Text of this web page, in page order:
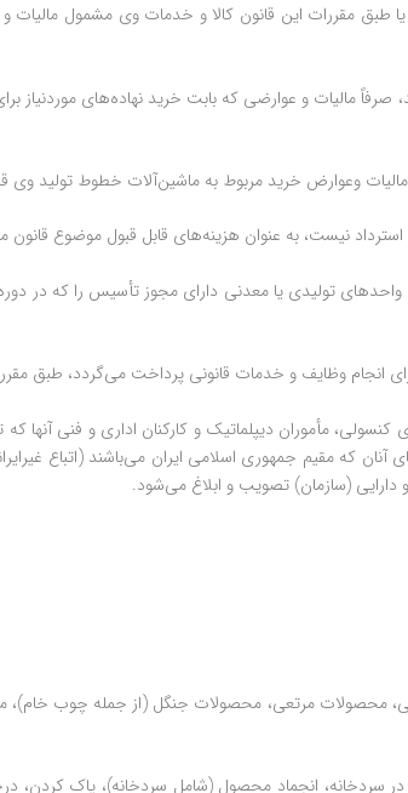
یا طبق مقررات این قانون کالا و خدمات وی مشمول
‌صرفاً مالیات و عوارضی که بابت خرید نهاده‌های
و (۴) این ماده ‌مالیات و عوارض پرداختی واحدهای تولیدی یا معدنی دارای
مأموران ‏دیپلماتیک و کارکنان اداری و فنی آنها
مقیم جمهوری اسلامی ‏ایران می‌باشند (اتباع
دارایی (سازمان) تصویب و ابلاغ می‌شود.
محصولات مرتعی، محصولات جنگل (از جمله چوب خام)،
سردخانه، انجماد محصول (شامل سردخانه)، پاک کردن،